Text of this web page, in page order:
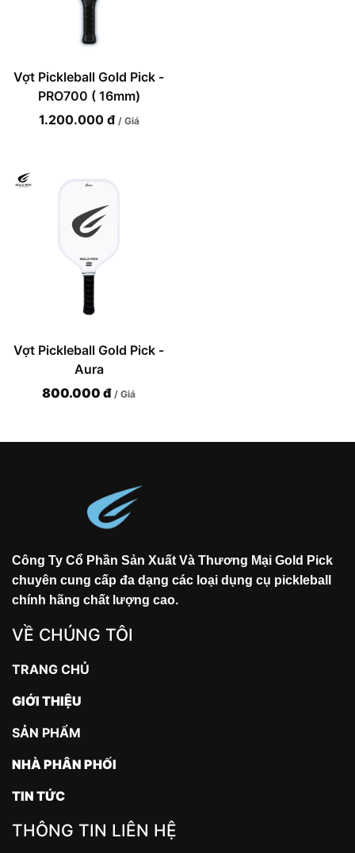
Vợt Pickleball Gold Pick -
PRO700 ( 16mm)
1.200.000 đ / Giá
Vợt Pickleball Gold Pick -
Aura
800.000 đ / Giá
Công Ty Cổ Phần Sản Xuất Và Thương Mại Gold Pick
chuyên cung cấp đa dạng các loại dụng cụ pickleball
chính hãng chất lượng cao.
VỀ CHÚNG TÔI
TRANG CHỦ
GIỚI THIỆU
SẢN PHẨM
NHÀ PHÂN PHỐI
TIN TỨC
THÔNG TIN LIÊN HỆ